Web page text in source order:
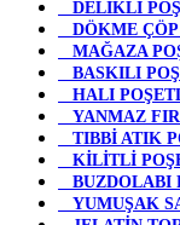
DELİKLİ
DÖKME ÇÖP
MAĞAZA
BASKILI
HALI
YANMAZ
TIBBİ ATIK
KİLİTLİ
BUZDOLABI
YUMUŞAK